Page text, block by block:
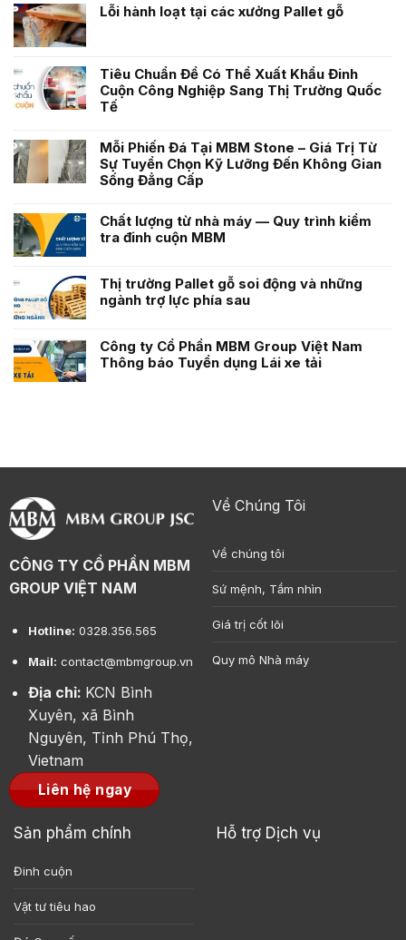
Lỗi hành loạt tại các xưởng Pallet gỗ
Tiêu Chuẩn Để Có Thể Xuất Khẩu Đinh
Cuộn Công Nghiệp Sang Thị Trường Quốc
Tế
Mỗi Phiến Đá Tại MBM Stone – Giá Trị Từ
Sự Tuyển Chọn Kỹ Lưỡng Đến Không Gian
Sống Đẳng Cấp
Chất lượng từ nhà máy — Quy trình kiểm
tra đinh cuộn MBM
Thị trường Pallet gỗ soi động và những
ngành trợ lực phía sau
Công ty Cổ Phần MBM Group Việt Nam
Thông báo Tuyển dụng Lái xe tải
CÔNG TY CỔ PHẦN MBM
GROUP VIỆT NAM
Hotline: 0328.356.565
Mail: contact@mbmgroup.vn
Địa chỉ: KCN Bình
Xuyên, xã Bình
Nguyên, Tỉnh Phú Thọ,
Vietnam
Liên hệ ngay
Về Chúng Tôi
Về chúng tôi
Sứ mệnh, Tầm nhìn
Giá trị cốt lõi
Quy mô Nhà máy
Sản phẩm chính
Đinh cuộn
Vật tư tiêu hao
Hỗ trợ Dịch vụ